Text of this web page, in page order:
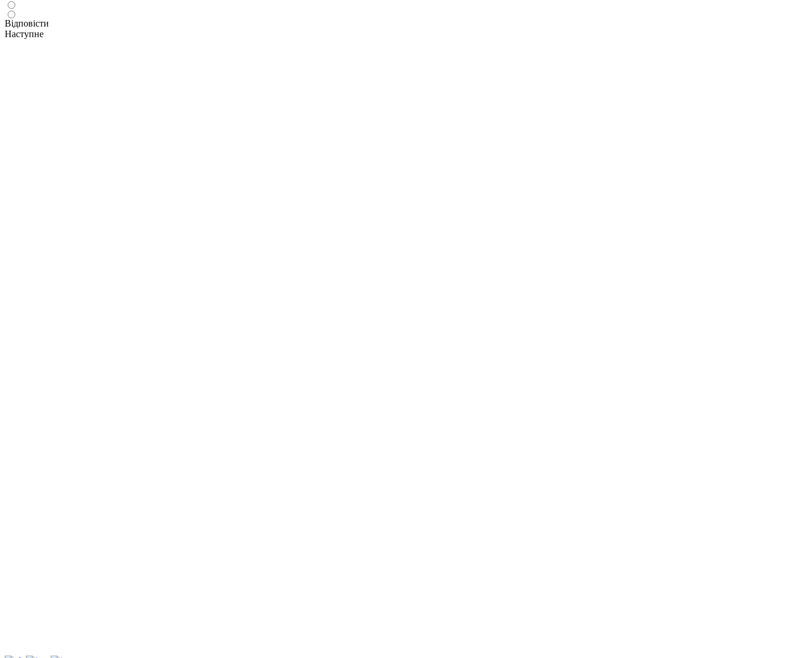
Відповісти
Наступне